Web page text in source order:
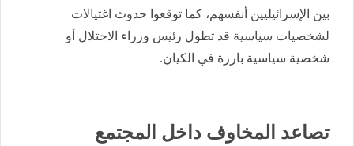
بين الإسرائيليين أنفسهم، كما توقعوا حدوث اغتيالات
لشخصيات سياسية قد تطول رئيس وزراء الاحتلال أو
شخصية سياسية بارزة في الكيان.
تصاعد المخاوف داخل المجتمع